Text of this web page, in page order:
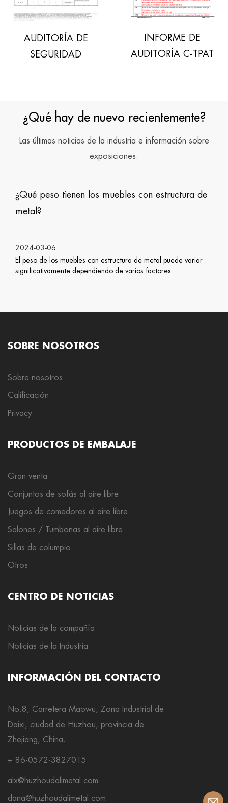
DE
INFORME DE
AUDITORÍA C-TPAT
¿Qué hay de nuevo recientemente?
Las últimas noticias de la industria e información sobre
exposiciones.
tienen los muebles con estructura de
muebles con estructura de metal puede variar
dependiendo de varios factores: ...
¿Cómo
SOBRE NOSOTROS
Sobre nosotros
Calificación
Privacy
PRODUCTOS DE EMBALAJE
Gran venta
Conjuntos de sofás al aire libre
Juegos de comedores al aire libre
Salones / Tumbonas al aire libre
Sillas de columpio
Otros
CENTRO DE NOTICIAS
Noticias de la compañía
Noticias de la Industria
INFORMACIÓN DEL CONTACTO
No.8, Carretera Maowu, Zona Industrial de
Daixi, ciudad de Huzhou, provincia de
Zhejiang, China.
+ 86-0572-3827015
alx@huzhoudalimetal.com
dana@huzhoudalimetal.com